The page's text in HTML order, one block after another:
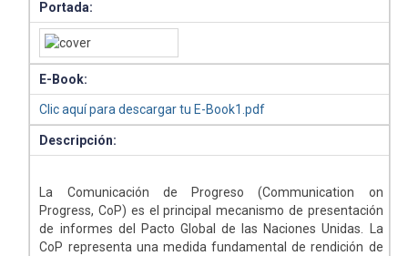
Portada:
E-Book:
Clic aquí para descargar tu E-Book1.pdf
Descripción:
La Comunicación de Progreso (Communication on
Progress, CoP) es el principal mecanismo de presentación
de informes del Pacto Global de las Naciones Unidas. La
CoP representa una medida fundamental de rendición de